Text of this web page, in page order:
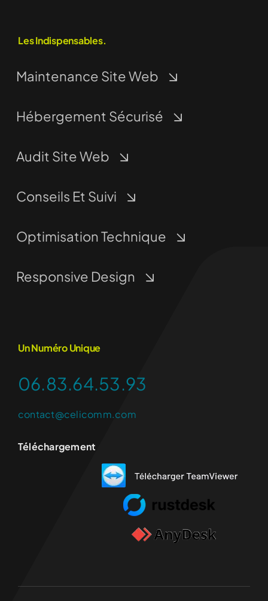
Les Indispensables.
Maintenance Site Web
Hébergement Sécurisé
Audit Site Web
Conseils Et Suivi
Optimisation Technique
Responsive Design
Un Numéro Unique
06.83.64.53.93
contact@celicomm.com
Téléchargement